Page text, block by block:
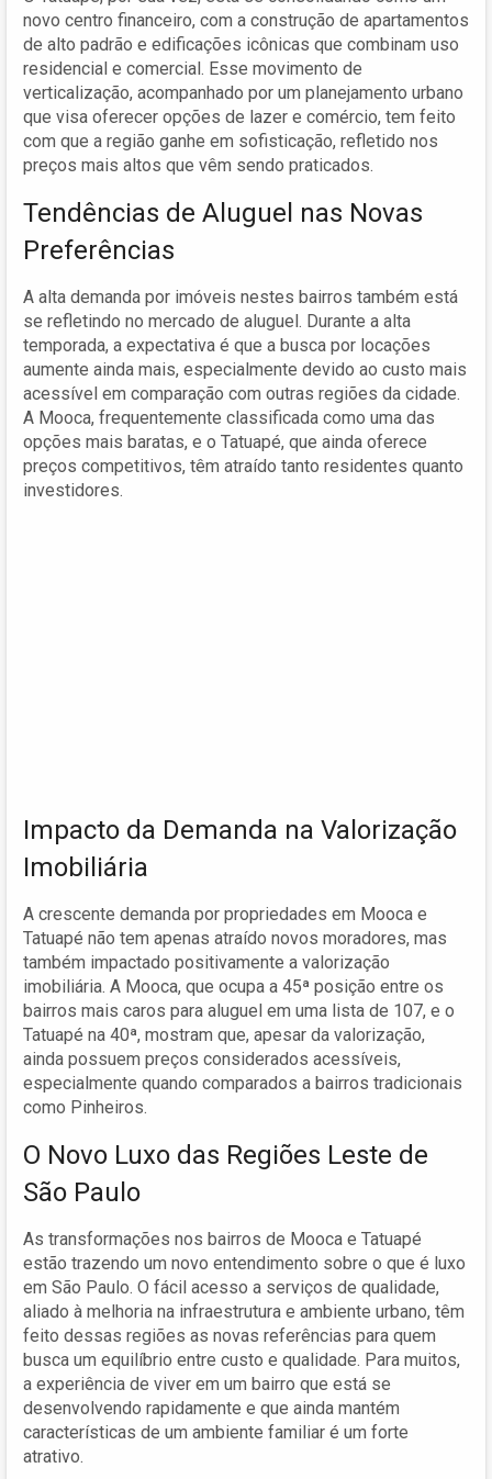
novo centro financeiro, com a construção de apartamentos
de alto padrão e edificações icônicas que combinam uso
residencial e comercial. Esse movimento de
verticalização, acompanhado por um planejamento urbano
que visa oferecer opções de lazer e comércio, tem feito
com que a região ganhe em sofisticação, refletido nos
preços mais altos que vêm sendo praticados.
Tendências de Aluguel nas Novas
Preferências
A alta demanda por imóveis nestes bairros também está
se refletindo no mercado de aluguel. Durante a alta
temporada, a expectativa é que a busca por locações
aumente ainda mais, especialmente devido ao custo mais
acessível em comparação com outras regiões da cidade.
A Mooca, frequentemente classificada como uma das
opções mais baratas, e o Tatuapé, que ainda oferece
preços competitivos, têm atraído tanto residentes quanto
investidores.
Impacto da Demanda na Valorização
Imobiliária
A crescente demanda por propriedades em Mooca e
Tatuapé não tem apenas atraído novos moradores, mas
também impactado positivamente a valorização
imobiliária. A Mooca, que ocupa a 45ª posição entre os
bairros mais caros para aluguel em uma lista de 107, e o
Tatuapé na 40ª, mostram que, apesar da valorização,
ainda possuem preços considerados acessíveis,
especialmente quando comparados a bairros tradicionais
como Pinheiros.
O Novo Luxo das Regiões Leste de
São Paulo
As transformações nos bairros de Mooca e Tatuapé
estão trazendo um novo entendimento sobre o que é luxo
em São Paulo. O fácil acesso a serviços de qualidade,
aliado à melhoria na infraestrutura e ambiente urbano, têm
feito dessas regiões as novas referências para quem
busca um equilíbrio entre custo e qualidade. Para muitos,
a experiência de viver em um bairro que está se
desenvolvendo rapidamente e que ainda mantém
características de um ambiente familiar é um forte
atrativo.